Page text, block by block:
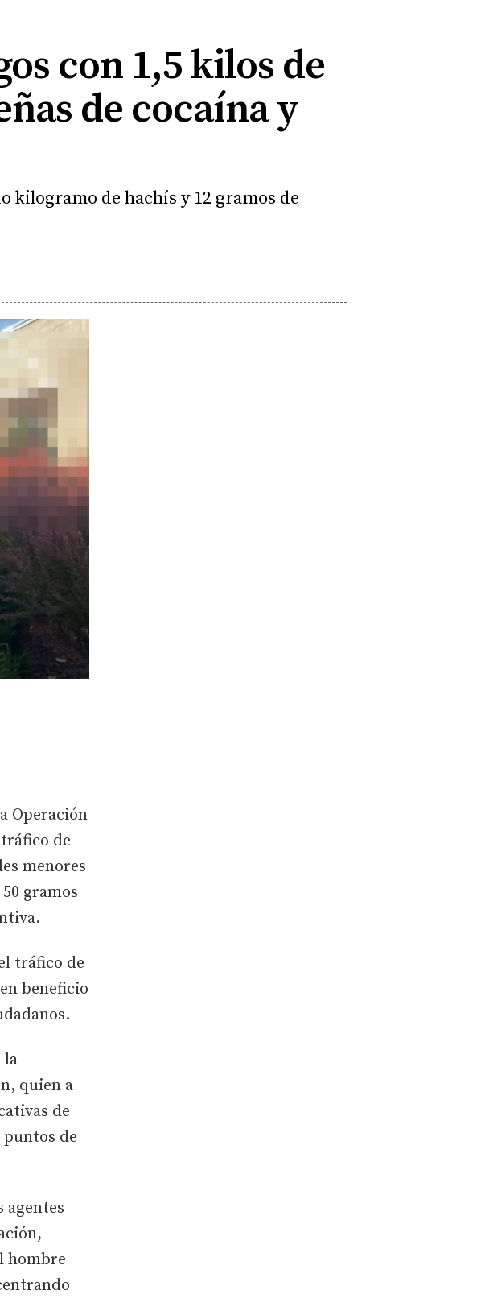
con 1,5 kilos de
de cocaína y
kilogramo de hachís y 12 gramos de
Operación
tráfico de
menores
gramos
tráfico de
beneficio
la
quien a
de
de
agentes
hombre